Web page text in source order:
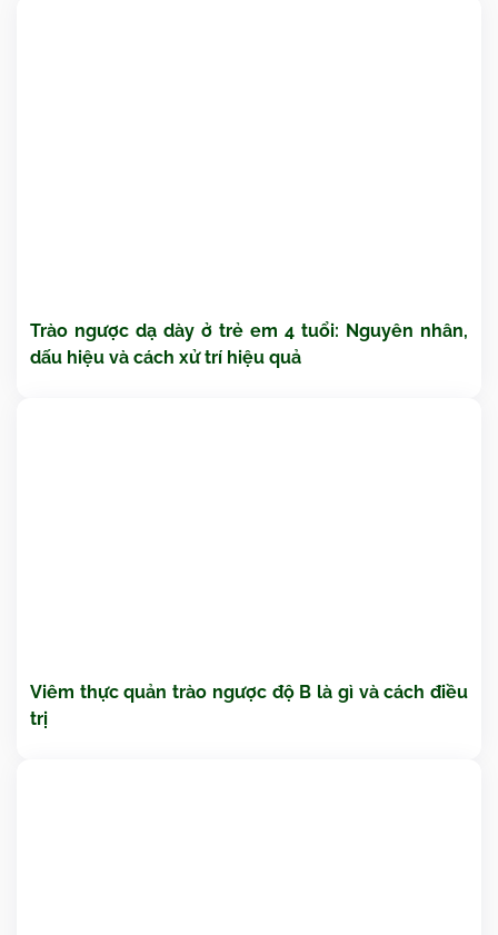
Trào ngược dạ dày ở trẻ em 4 tuổi: Nguyên nhân,
dấu hiệu và cách xử trí hiệu quả
Viêm thực quản trào ngược độ B là gì và cách điều
trị